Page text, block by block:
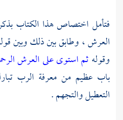
فتأمل اختصاص هذا الكتاب
العرش ، وطابق بين ذلك وبين
وقولهثم استوى على العرش
باب عظيم من معرفة الرب
التعطيل والتجهم .